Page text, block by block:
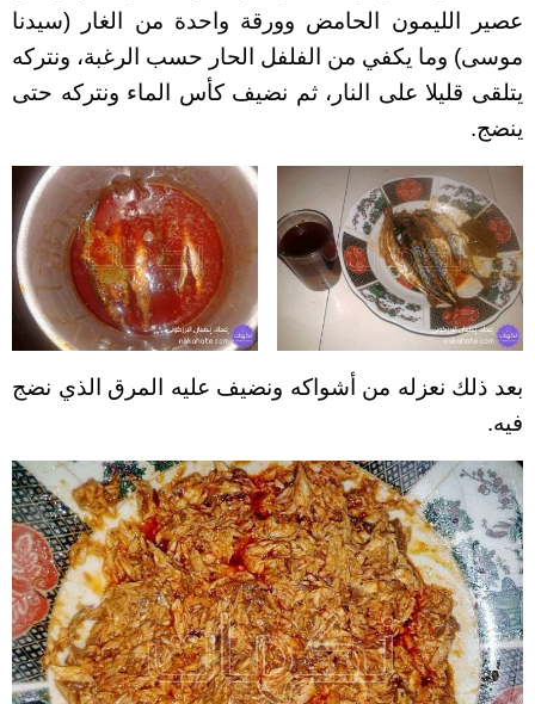
عصير الليمون الحامض وورقة واحدة من الغار (سيدنا
موسى) وما يكفي من الفلفل الحار حسب الرغبة، ونتركه
يتلقى قليلا على النار، ثم نضيف كأس الماء ونتركه حتى
ينضج.
بعد ذلك نعزله من أشواكه ونضيف عليه المرق الذي نضج
فيه.